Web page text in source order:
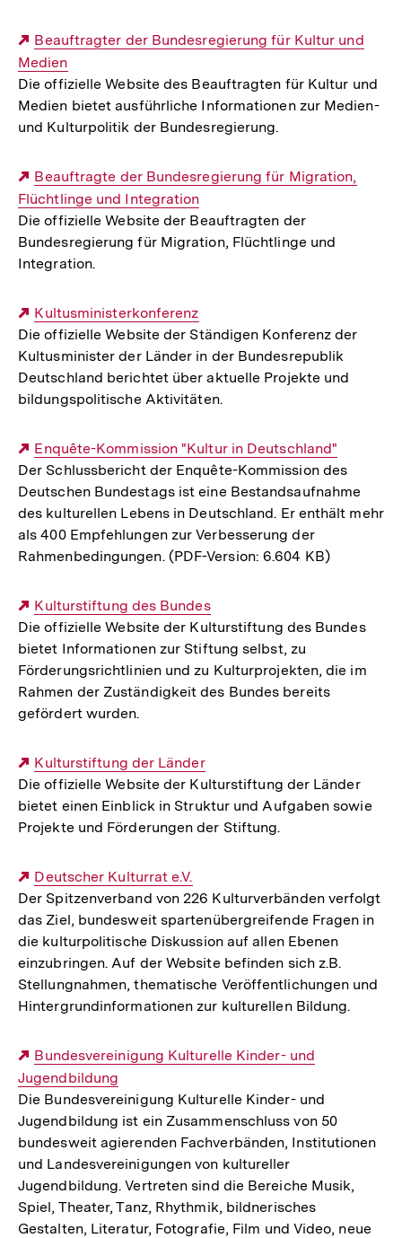
Externer
Link:
Beauftragter der Bundesregierung für Kultur und
Medien
Die offizielle Website des Beauftragten für Kultur und
Medien bietet ausführliche Informationen zur Medien-
und Kulturpolitik der Bundesregierung.
Externer
Link:
Beauftragte der Bundesregierung für Migration,
Flüchtlinge und Integration
Die offizielle Website der Beauftragten der
Bundesregierung für Migration, Flüchtlinge und
Integration.
Externer
Link:
Kultusministerkonferenz
Die offizielle Website der Ständigen Konferenz der
Kultusminister der Länder in der Bundesrepublik
Deutschland berichtet über aktuelle Projekte und
bildungspolitische Aktivitäten.
Externer
Link:
Enquête-Kommission "Kultur in Deutschland"
Der Schlussbericht der Enquête-Kommission des
Deutschen Bundestags ist eine Bestandsaufnahme
des kulturellen Lebens in Deutschland. Er enthält mehr
als 400 Empfehlungen zur Verbesserung der
Rahmenbedingungen. (PDF-Version: 6.604 KB)
Externer
Link:
Kulturstiftung des Bundes
Die offizielle Website der Kulturstiftung des Bundes
bietet Informationen zur Stiftung selbst, zu
Förderungsrichtlinien und zu Kulturprojekten, die im
Rahmen der Zuständigkeit des Bundes bereits
gefördert wurden.
Externer
Link:
Kulturstiftung der Länder
Die offizielle Website der Kulturstiftung der Länder
bietet einen Einblick in Struktur und Aufgaben sowie
Projekte und Förderungen der Stiftung.
Externer
Link:
Deutscher Kulturrat e.V.
Der Spitzenverband von 226 Kulturverbänden verfolgt
das Ziel, bundesweit spartenübergreifende Fragen in
die kulturpolitische Diskussion auf allen Ebenen
einzubringen. Auf der Website befinden sich z.B.
Stellungnahmen, thematische Veröffentlichungen und
Hintergrundinformationen zur kulturellen Bildung.
Externer
Link:
Bundesvereinigung Kulturelle Kinder- und
Jugendbildung
Die Bundesvereinigung Kulturelle Kinder- und
Jugendbildung ist ein Zusammenschluss von 50
bundesweit agierenden Fachverbänden, Institutionen
und Landesvereinigungen von kultureller
Jugendbildung. Vertreten sind die Bereiche Musik,
Spiel, Theater, Tanz, Rhythmik, bildnerisches
Gestalten, Literatur, Fotografie, Film und Video, neue